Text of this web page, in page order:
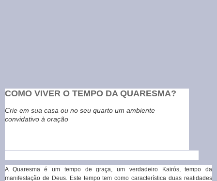
COMO VIVER O TEMPO DA QUARESMA?
Crie em sua casa ou no seu quarto um ambiente
convidativo à oração
A Quaresma é um tempo de graça, um verdadeiro Kairós, tempo da
manifestação de Deus. Este tempo tem como característica duas realidades